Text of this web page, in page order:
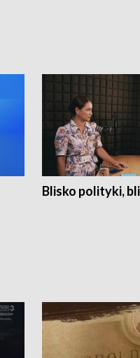
Blisko polityki,